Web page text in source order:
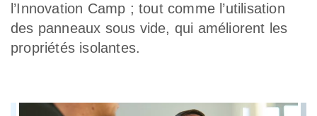
l’Innovation Camp ; tout comme l’utilisation
des panneaux sous vide, qui améliorent les
propriétés isolantes.